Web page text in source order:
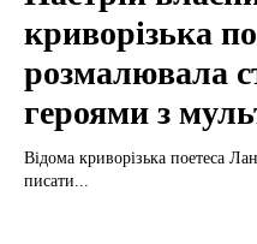
криворізька
розмалювала
героями з
Відома криворізька поетеса
писати...